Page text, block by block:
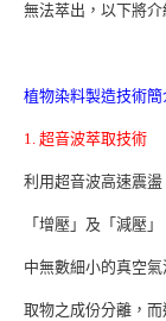
無法萃出，以下將
植物染料製造技術簡
1. 超音波萃取技術
利用超音波高速震
「增壓」及「減壓
中無數細小的真空
取物之成份分離，